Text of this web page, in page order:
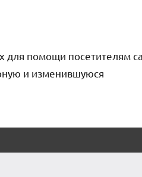
для помощи посетителям
и изменившуюся